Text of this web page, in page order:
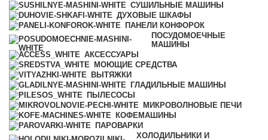
СУШИЛЬНЫЕ МАШИНЫ
ДУХОВЫЕ ШКАФЫ
ПАНЕЛИ КОНФОРОК
ПОСУДОМОЕЧНЫЕ
МАШИНЫ
АКСЕССУАРЫ
МОЮЩИЕ СРЕДСТВА
ВЫТЯЖКИ
ГЛАДИЛЬНЫЕ МАШИНЫ
ПЫЛЕСОСЫ
МИКРОВОЛНОВЫЕ ПЕЧИ
КОФЕМАШИНЫ
ПАРОВАРКИ
ХОЛОДИЛЬНИКИ И